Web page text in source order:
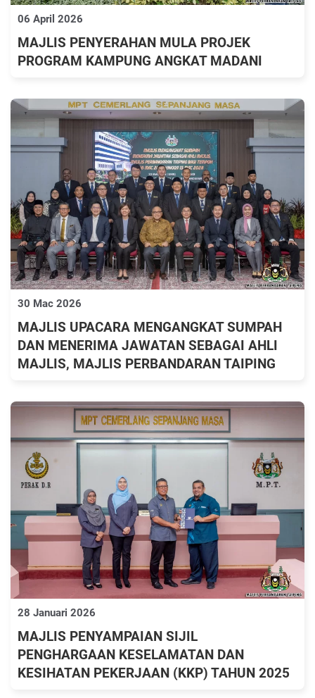
06 April 2026
MAJLIS PENYERAHAN MULA PROJEK
PROGRAM KAMPUNG ANGKAT MADANI
30 Mac 2026
MAJLIS UPACARA MENGANGKAT SUMPAH
DAN MENERIMA JAWATAN SEBAGAI AHLI
MAJLIS, MAJLIS PERBANDARAN TAIPING
28 Januari 2026
MAJLIS PENYAMPAIAN SIJIL
PENGHARGAAN KESELAMATAN DAN
KESIHATAN PEKERJAAN (KKP) TAHUN 2025